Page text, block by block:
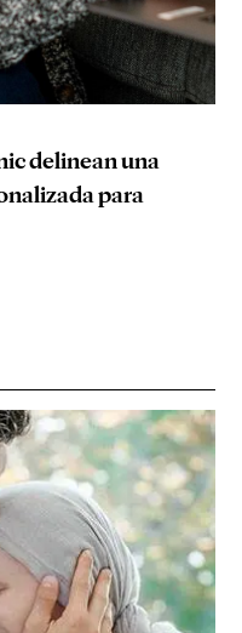
delinean una
para